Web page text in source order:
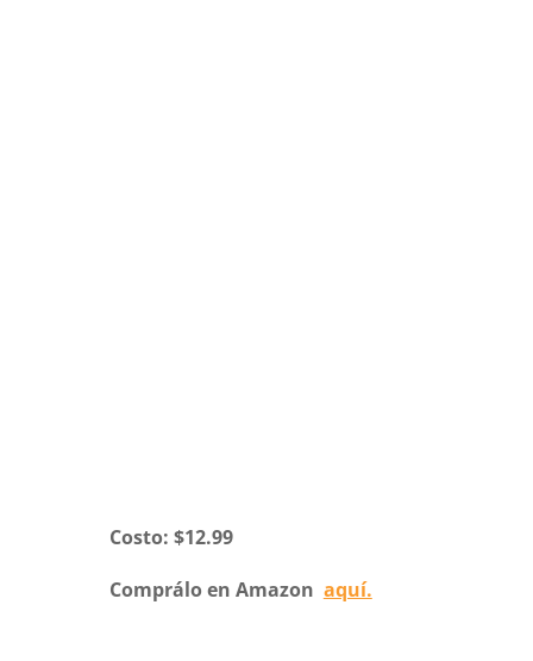
Costo: $12.99
Comprálo en Amazon aquí.